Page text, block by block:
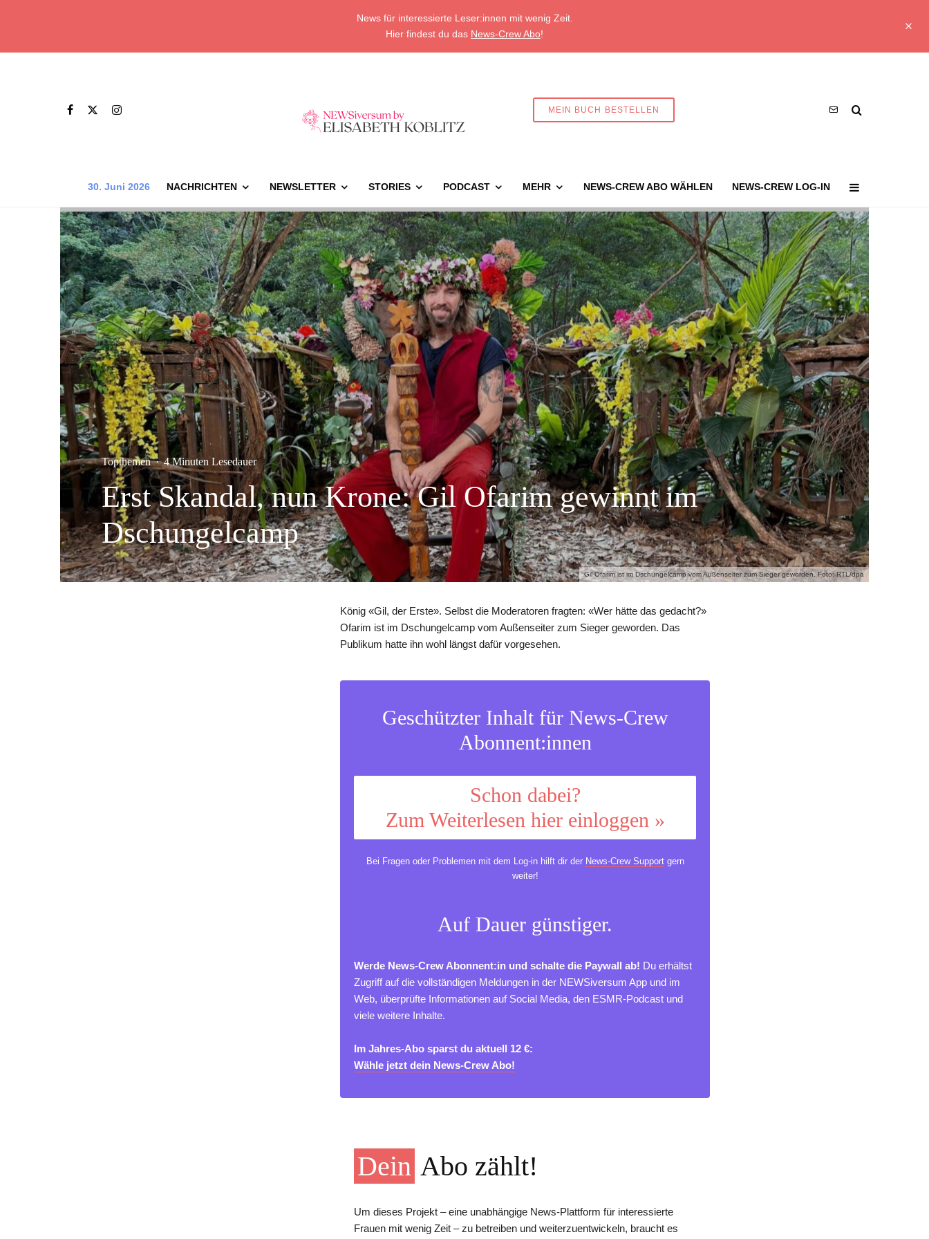
News für interessierte Leser:innen mit wenig Zeit.
Hier findest du das News-Crew Abo!
MEIN BUCH BESTELLEN
30. Juni 2026 NACHRICHTEN NEWSLETTER STORIES PODCAST MEHR NEWS-CREW ABO WÄHLEN NEWS-CREW LOG-IN
Gil Ofarim ist im Dschungelcamp vom Außenseiter zum Sieger geworden. Foto: RTL/dpa
Topthemen · 4 Minuten Lesedauer
Erst Skandal, nun Krone: Gil Ofarim gewinnt im
Dschungelcamp
König «Gil, der Erste». Selbst die Moderatoren fragten: «Wer hätte das gedacht?»
Ofarim ist im Dschungelcamp vom Außenseiter zum Sieger geworden. Das
Publikum hatte ihn wohl längst dafür vorgesehen.
Geschützter Inhalt für News-Crew
Abonnent:innen
Schon dabei?
Zum Weiterlesen hier einloggen »
Bei Fragen oder Problemen mit dem Log-in hilft dir der News-Crew Supportgern
weiter!
Auf Dauer günstiger.
Werde News-Crew Abonnent:in und schalte die Paywall ab! Du erhältst
Zugriff auf die vollständigen Meldungen in der NEWSiversum App und im
Web, überprüfte Informationen auf Social Media, den ESMR-Podcast und
viele weitere Inhalte.
Im Jahres-Abo sparst du aktuell 12 €:
Wähle jetzt dein News-Crew Abo!
Dein Abo zählt!
Um dieses Projekt – eine unabhängige News-Plattform für interessierte
Frauen mit wenig Zeit – zu betreiben und weiterzuentwickeln, braucht es